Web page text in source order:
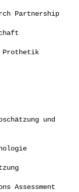
Partnership
Prothetik
und
Assessment